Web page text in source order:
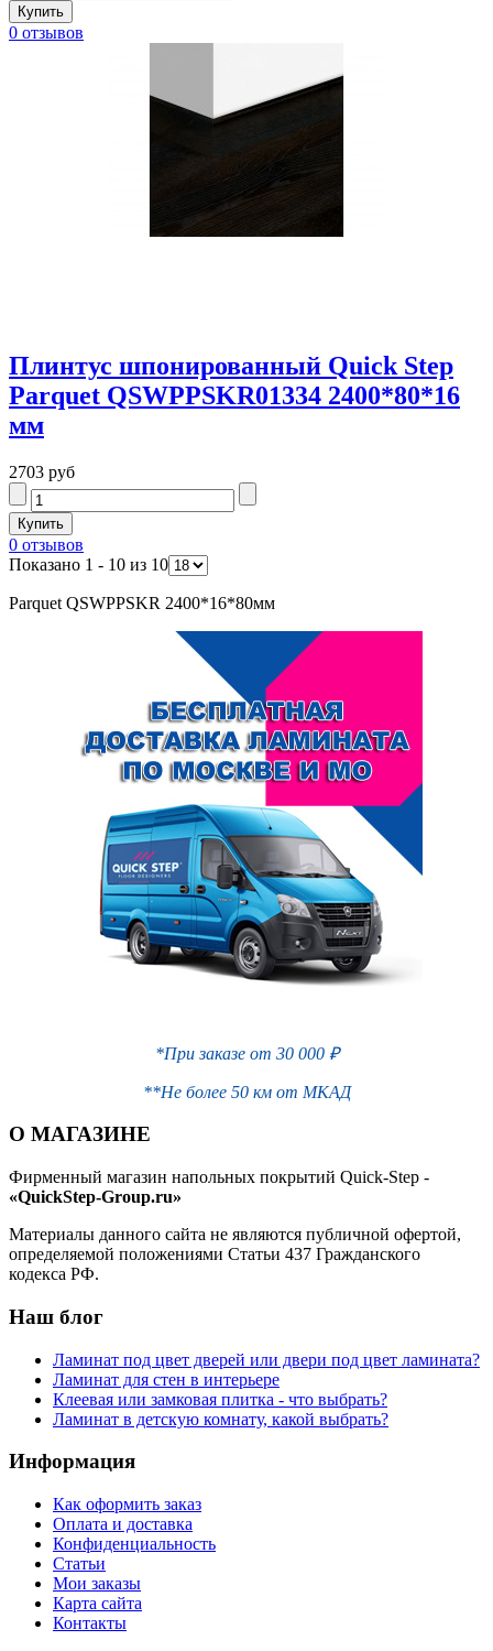
0 отзывов
Плинтус шпонированный Quick Step
Parquet QSWPPSKR01334 2400*80*16
мм
2703 руб
0 отзывов
Показано 1 - 10 из 10
Parquet QSWPPSKR 2400*16*80мм
*При заказе от 30 000 ₽
**Не более 50 км от МКАД
О МАГАЗИНЕ
Фирменный магазин напольных покрытий Quick-Step -
«QuickStep-Group.ru»
Материалы данного сайта не являются публичной офертой,
определяемой положениями Статьи 437 Гражданского
кодекса РФ.
Наш блог
Ламинат под цвет дверей или двери под цвет ламината?
Ламинат для стен в интерьере
Клеевая или замковая плитка - что выбрать?
Ламинат в детскую комнату, какой выбрать?
Информация
Как оформить заказ
Оплата и доставка
Конфиденциальность
Статьи
Мои заказы
Карта сайта
Контакты